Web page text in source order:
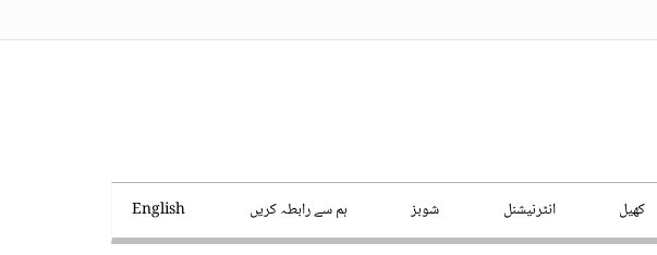
کھیل انٹرنیشنل شوبز ہم سے رابطہ کریں English